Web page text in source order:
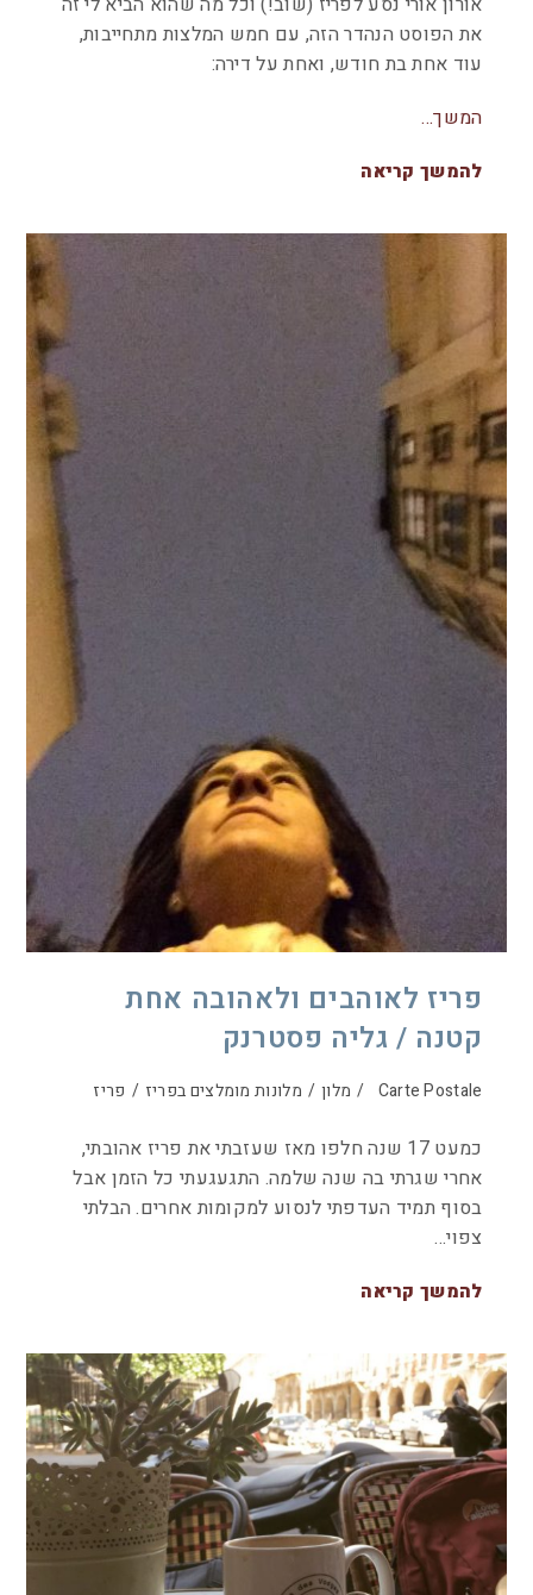
את הפוסט הנהדר הזה, עם חמש המלצות מתחייבות,
עוד אחת בת חודש, ואחת על דירה:
המשך…
להמשך קריאה
פריז לאוהבים ולאהובה אחת
קטנה / גליה פסטרנק
Carte Postale
/ מלון / מלונות מומלצים בפריז / פריז
כמעט 17 שנה חלפו מאז שעזבתי את פריז אהובתי,
אחרי שגרתי בה שנה שלמה. התגעגעתי כל הזמן אבל
בסוף תמיד העדפתי לנסוע למקומות אחרים. הבלתי
צפוי…
להמשך קריאה